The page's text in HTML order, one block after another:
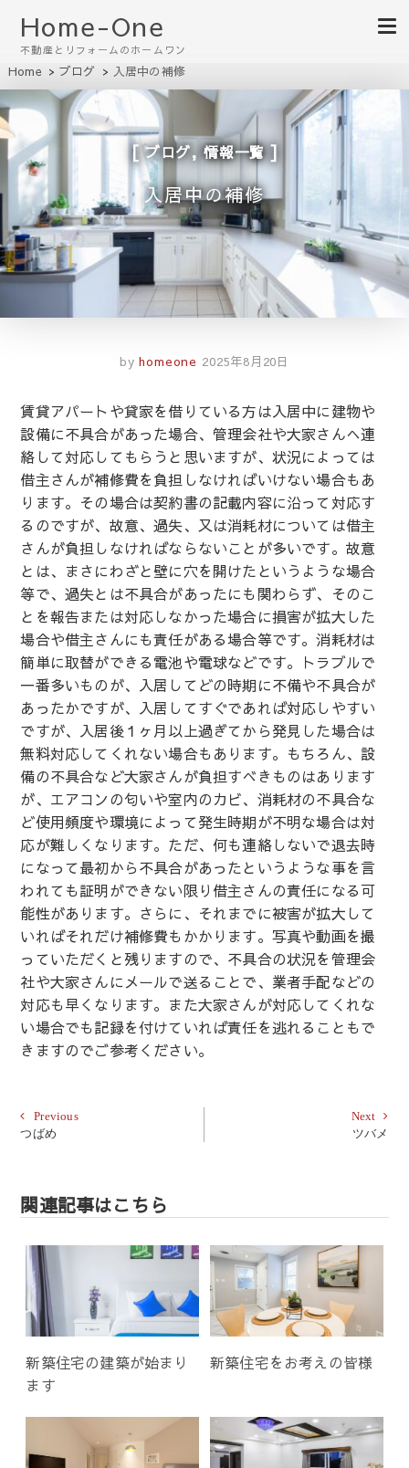
Home-One
不動産とリフォームのホームワン
Home ブログ 入居中の補修
ブログ,情報一覧
入居中の補修
by homeone 2025年8月20日
賃貸アパートや貸家を借りている方は入居中に建物や
設備に不具合があった場合、管理会社や大家さんへ連
絡して対応してもらうと思いますが、状況によっては
借主さんが補修費を負担しなければいけない場合もあ
ります。その場合は契約書の記載内容に沿って対応す
るのですが、故意、過失、又は消耗材については借主
さんが負担しなければならないことが多いです。故意
とは、まさにわざと壁に穴を開けたというような場合
等で、過失とは不具合があったにも関わらず、そのこ
とを報告または対応しなかった場合に損害が拡大した
場合や借主さんにも責任がある場合等です。消耗材は
簡単に取替ができる電池や電球などです。トラブルで
一番多いものが、入居してどの時期に不備や不具合が
あったかですが、入居してすぐであれば対応しやすい
ですが、入居後１ヶ月以上過ぎてから発見した場合は
無料対応してくれない場合もあります。もちろん、設
備の不具合など大家さんが負担すべきものはあります
が、エアコンの匂いや室内のカビ、消耗材の不具合な
ど使用頻度や環境によって発生時期が不明な場合は対
応が難しくなります。ただ、何も連絡しないで退去時
になって最初から不具合があったというような事を言
われても証明ができない限り借主さんの責任になる可
能性があります。さらに、それまでに被害が拡大して
いればそれだけ補修費もかかります。写真や動画を撮
っていただくと残りますので、不具合の状況を管理会
社や大家さんにメールで送ることで、業者手配などの
対応も早くなります。また大家さんが対応してくれな
い場合でも記録を付けていれば責任を逃れることもで
きますのでご参考ください。
投
稿
ゲ
シ
ョ
ン
PreviousPrevious
つばめ
Next
ツバメ
関連記事はこちら
新築住宅の建築が始まり
ます
新築住宅をお考えの皆様